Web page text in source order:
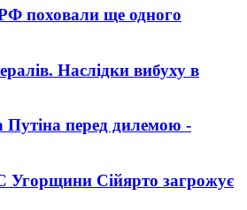
поховали ще одного
Наслідки вибуху в
Путіна перед дилемою -
Угорщини Сійярто загрожує